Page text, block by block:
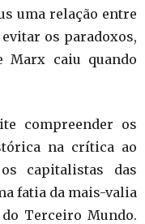
uma relação entre
os paradoxos,
Marx caiu quando
compreender os
na crítica ao
capitalistas das
fatia da mais-valia
Terceiro Mundo.